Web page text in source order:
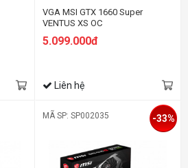
VGA MSI GTX 1660 Super
VENTUS XS OC
5.099.000đ
Liên hệ
MÃ SP: SP002035 -33%